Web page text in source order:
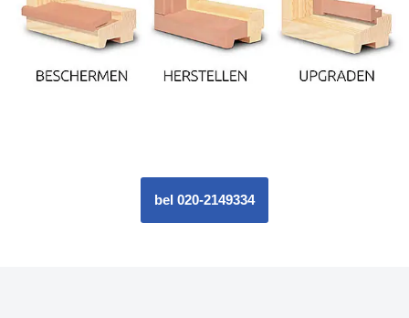
bel 020-2149334